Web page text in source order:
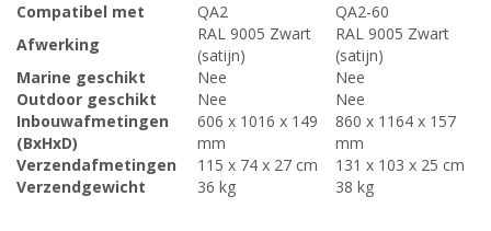
Compatibel met QA2
QA2-60
Afwerking
RAL 9005 Zwart
(satijn)
RAL 9005 Zwart
(satijn)
Marine geschikt
Nee
Nee
Outdoor geschikt
Nee
Nee
Inbouwafmetingen
(BxHxD)
606 x 1016 x 149
mm
860 x 1164 x 157
mm
Verzendafmetingen
115 x 74 x 27 cm
131 x 103 x 25 cm
Verzendgewicht
36 kg 38 kg